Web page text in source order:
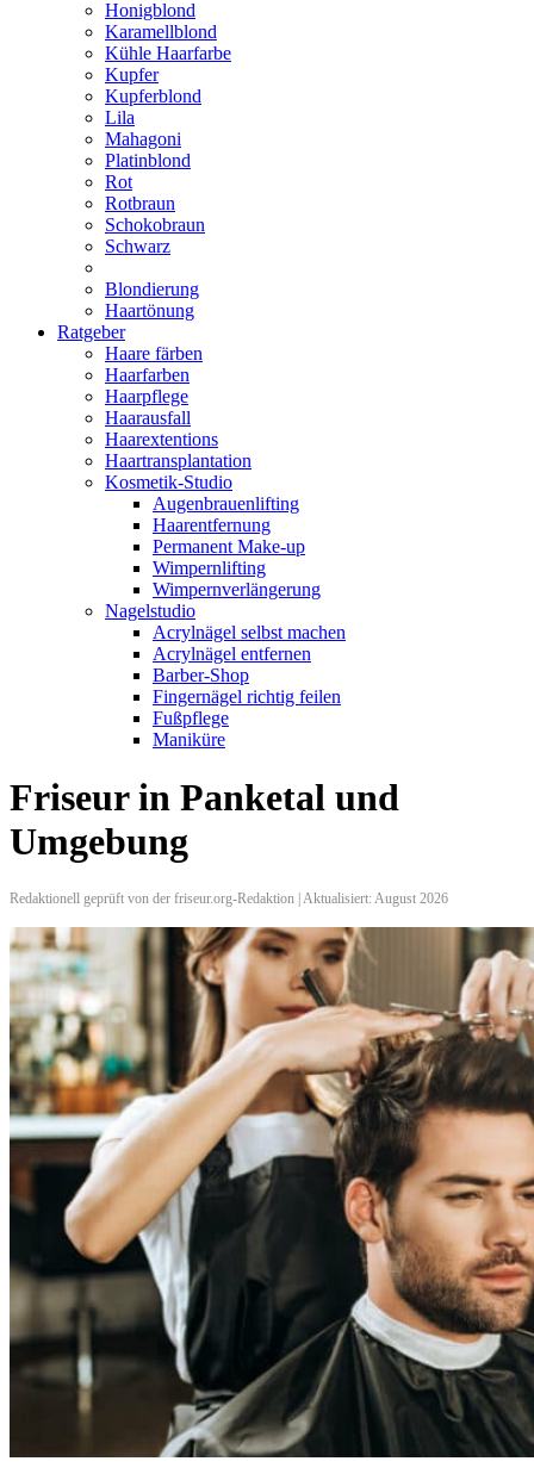
Honigblond
Karamellblond
Kühle Haarfarbe
Kupfer
Kupferblond
Lila
Mahagoni
Platinblond
Rot
Rotbraun
Schokobraun
Schwarz
Blondierung
Haartönung
Ratgeber
Haare färben
Haarfarben
Haarpflege
Haarausfall
Haarextentions
Haartransplantation
Kosmetik-Studio
Augenbrauenlifting
Haarentfernung
Permanent Make-up
Wimpernlifting
Wimpernverlängerung
Nagelstudio
Acrylnägel selbst machen
Acrylnägel entfernen
Barber-Shop
Fingernägel richtig feilen
Fußpflege
Maniküre
Friseur in Panketal und
Umgebung
Redaktionell geprüft von der friseur.org-Redaktion | Aktualisiert: August 2026